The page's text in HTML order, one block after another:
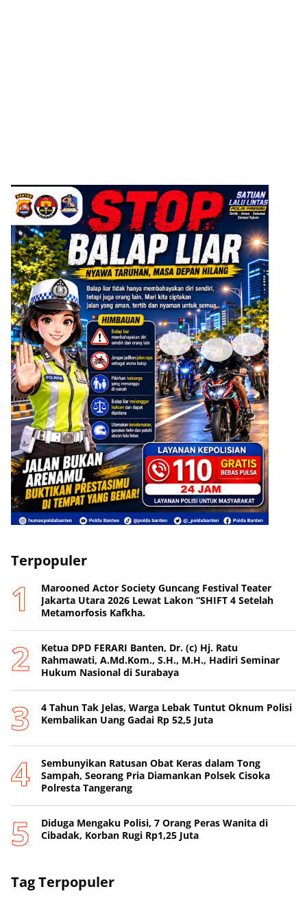
ADVERTISEMENT
Terpopuler
Marooned Actor Society Guncang Festival Teater
Jakarta Utara 2026 Lewat Lakon “SHIFT 4 Setelah
Metamorfosis Kafkha.
Ketua DPD FERARI Banten, Dr. (c) Hj. Ratu
Rahmawati, A.Md.Kom., S.H., M.H., Hadiri Seminar
Hukum Nasional di Surabaya
4 Tahun Tak Jelas, Warga Lebak Tuntut Oknum Polisi
Kembalikan Uang Gadai Rp 52,5 Juta
Sembunyikan Ratusan Obat Keras dalam Tong
Sampah, Seorang Pria Diamankan Polsek Cisoka
Polresta Tangerang
Diduga Mengaku Polisi, 7 Orang Peras Wanita di
Cibadak, Korban Rugi Rp1,25 Juta
Tag Terpopuler